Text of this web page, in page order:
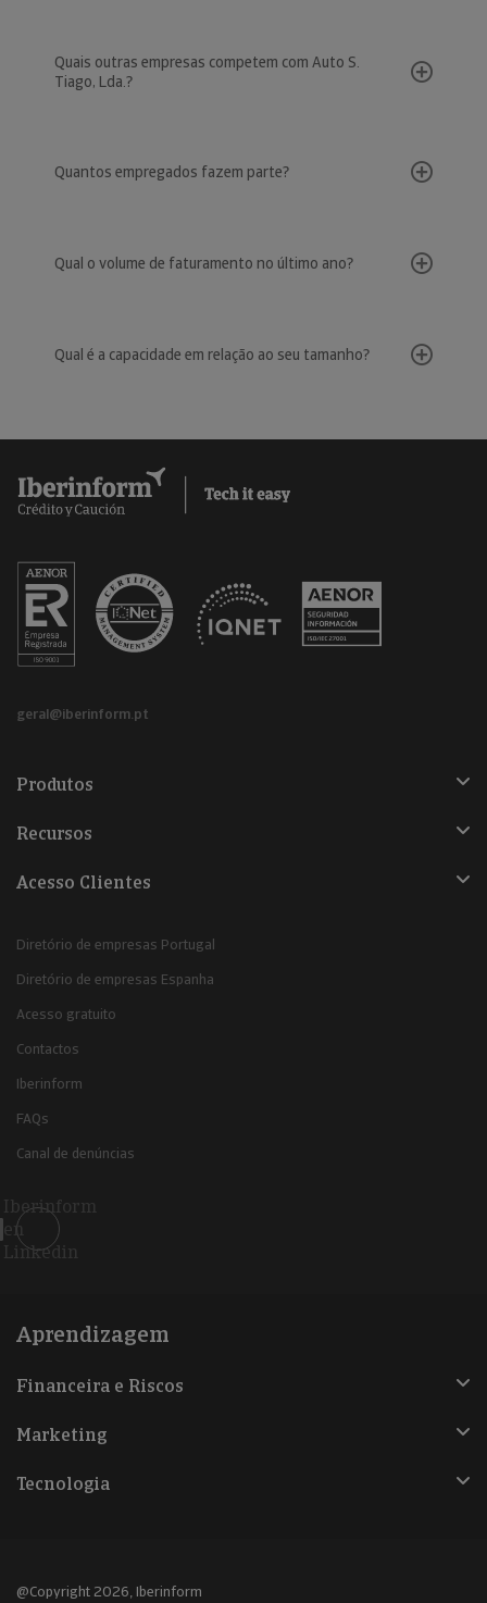
Quais outras empresas competem com Auto S.
Tiago, Lda.?
Quantos empregados fazem parte?
Qual o volume de faturamento no último ano?
Qual é a capacidade em relação ao seu tamanho?
geral@iberinform.pt
Produtos
Recursos
Acesso Clientes
Diretório de empresas Portugal
Diretório de empresas Espanha
Acesso gratuito
Contactos
Iberinform
FAQs
Canal de denúncias
Iberinform
en
Linkedin
Aprendizagem
Financeira e Riscos
Marketing
Tecnologia
@Copyright 2026, Iberinform